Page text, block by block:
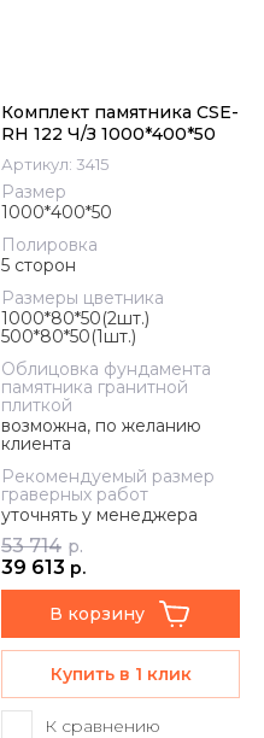
Комплект памятника CSE-
RH 122 Ч/З 1000*400*50
Артикул: 3415
Размер
1000*400*50
Полировка
5 сторон
Размеры цветника
1000*80*50(2шт.)
500*80*50(1шт.)
Облицовка фундамента
памятника гранитной
плиткой
возможна, по желанию
клиента
Рекомендуемый размер
граверных работ
уточнять у менеджера
53 714 р.
39 613 р.
В корзину
Купить в 1 клик
К сравнению